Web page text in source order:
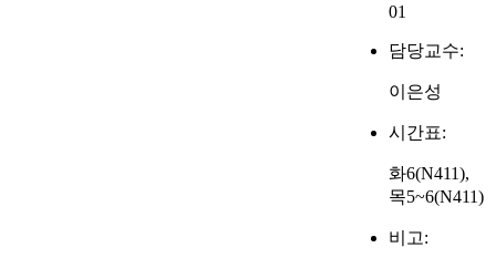
01
담당교수:
이은성
시간표:
화6(N411),
목5~6(N411)
비고: